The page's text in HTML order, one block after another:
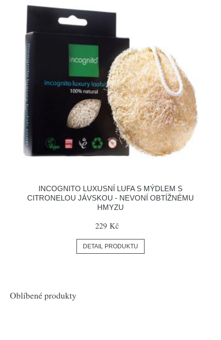
INCOGNITO LUXUSNÍ LUFA S MÝDLEM S
CITRONELOU JÁVSKOU - NEVONÍ OBTÍŽNÉMU
HMYZU
229 Kč
DETAIL PRODUKTU
Oblíbené produkty